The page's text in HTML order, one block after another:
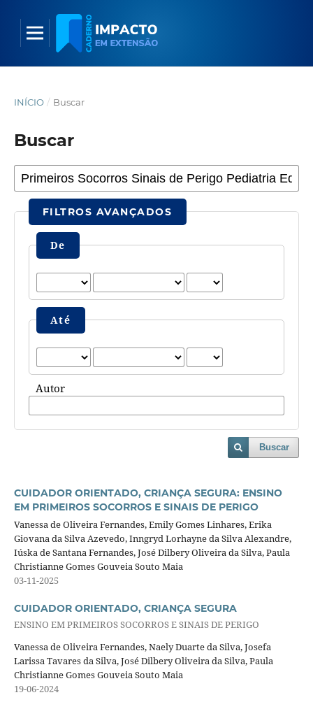
INÍCIO / Buscar
Buscar
FILTROS AVANÇADOS
De
Até
Autor
Buscar
CUIDADOR ORIENTADO, CRIANÇA SEGURA: ENSINO
EM PRIMEIROS SOCORROS E SINAIS DE PERIGO
Vanessa de Oliveira Fernandes, Emily Gomes Linhares, Erika
Giovana da Silva Azevedo, Inngryd Lorhayne da Silva Alexandre,
Iúska de Santana Fernandes, José Dilbery Oliveira da Silva, Paula
Christianne Gomes Gouveia Souto Maia
03-11-2025
CUIDADOR ORIENTADO, CRIANÇA SEGURA
ENSINO EM PRIMEIROS SOCORROS E SINAIS DE PERIGO
Vanessa de Oliveira Fernandes, Naely Duarte da Silva, Josefa
Larissa Tavares da Silva, José Dilbery Oliveira da Silva, Paula
Christianne Gomes Gouveia Souto Maia
19-06-2024